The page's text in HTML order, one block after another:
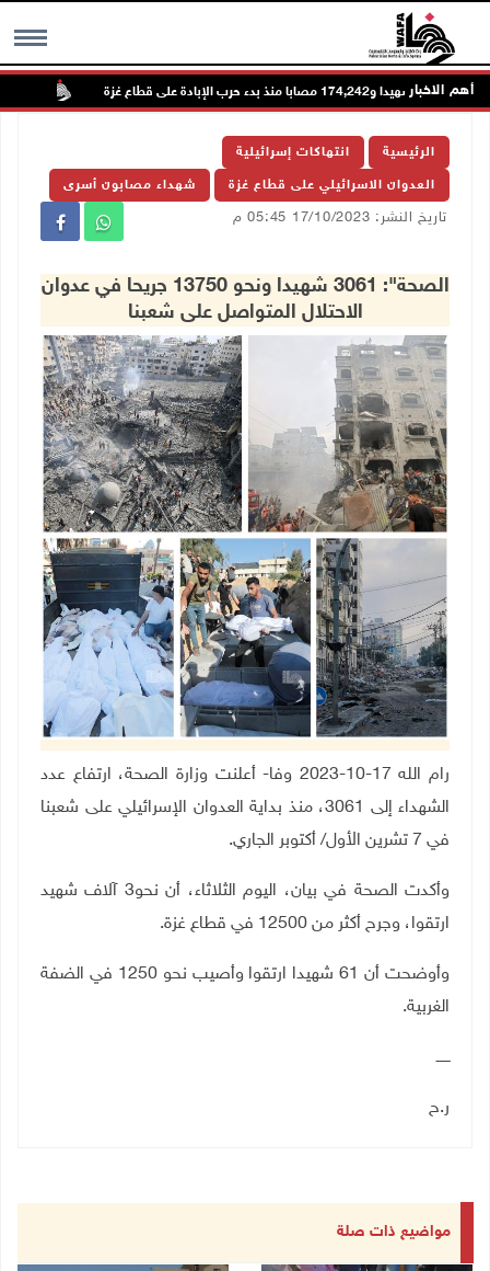
MENU أهم الاخبار
73,384 شهيدا و174,242 مصابا منذ بدء حرب الإبادة على قطاع غزة
الرئيسية انتهاكات إسرائيلية
العدوان الاسرائيلي على قطاع غزة شهداء مصابون أسرى
تاريخ النشر: 17/10/2023 05:45 م
الصحة": 3061 شهيدا ونحو 13750 جريحا في عدوان
الاحتلال المتواصل على شعبنا
رام الله 17-10-2023 وفا- أعلنت وزارة الصحة، ارتفاع عدد
الشهداء إلى 3061، منذ بداية العدوان الإسرائيلي على شعبنا
في 7 تشرين الأول/ أكتوبر الجاري.
وأكدت الصحة في بيان، اليوم الثلاثاء، أن نحو3 آلاف شهيد
ارتقوا، وجرح أكثر من 12500 في قطاع غزة.
وأوضحت أن 61 شهيدا ارتقوا وأصيب نحو 1250 في الضفة
الغربية.
ــــــ
ر.ح
مواضيع ذات صلة